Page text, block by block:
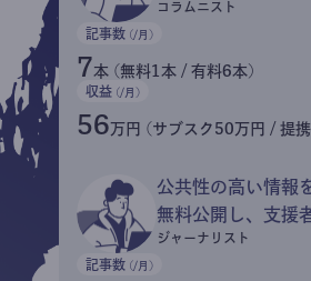
コラムニスト
記事数 (/月)
7本 (無料1本 / 有料6本)
収益 (/月)
56万円 (サブスク50万円 / 提
公共性の高い情報
無料公開し、支援
ジャーナリスト
記事数 (/月)